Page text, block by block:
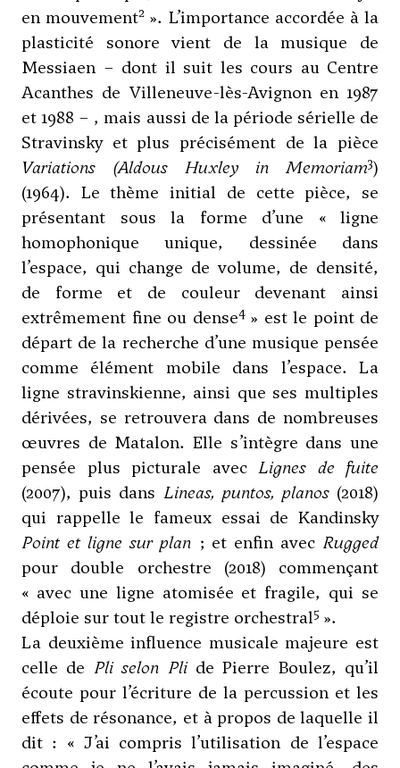
en mouvement2 ». L’importance accordée à la
plasticité sonore vient de la musique de
Messiaen – dont il suit les cours au Centre
Acanthes de Villeneuve-lès-Avignon en 1987
et 1988 – , mais aussi de la période sérielle de
Stravinskyet plus précisément de la pièce
Variations (Aldous Huxley in Memoriam3)
(1964). Le thème initial de cette pièce, se
présentant sous la forme d’une « ligne
homophonique unique, dessinée dans
l’espace, qui change de volume, de densité,
de forme et de couleur devenant ainsi
extrêmement fine ou dense4» est le point de
départ de la recherche d’une musique pensée
comme élément mobile dans l’espace. La
ligne stravinskienne, ainsi que ses multiples
dérivées, se retrouvera dans de nombreuses
œuvres de Matalon. Elle s’intègre dans une
pensée plus picturale avec Lignes de fuite
(2007), puis dans Lineas, puntos, planos(2018)
qui rappelle le fameux essai de Kandinsky
Point et ligne sur plan ; et enfin avecRugged
pour double orchestre (2018) commençant
« avec une ligne atomisée et fragile, qui se
déploie sur tout le registre orchestral5 ».
La deuxième influence musicale majeure est
celle de Pli selon Plide Pierre Boulez, qu’il
écoute pour l’écriture de la percussion et les
effets de résonance, et à propos de laquelle il
dit : « J’ai compris l’utilisation de l’espace